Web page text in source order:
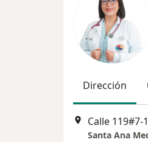
Dirección
Calle 119#7-
Santa Ana